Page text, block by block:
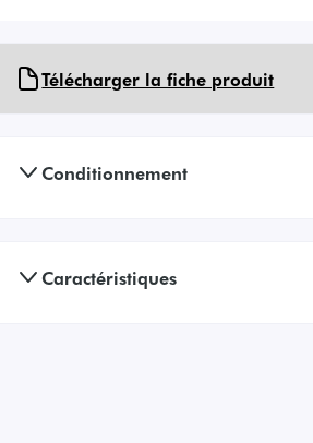
Télécharger la fiche produit
Conditionnement
Caractéristiques